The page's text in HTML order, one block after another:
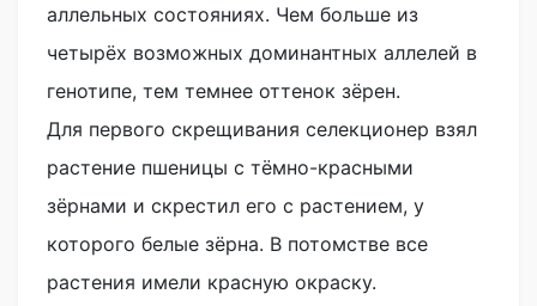
аллельных состояниях. Чем больше из
четырёх возможных доминантных аллелей в
генотипе, тем темнее оттенок зёрен.
Для первого скрещивания селекционер взял
растение пшеницы с тёмно-красными
зёрнами и скрестил его с растением, у
которого белые зёрна. В потомстве все
растения имели красную окраску.